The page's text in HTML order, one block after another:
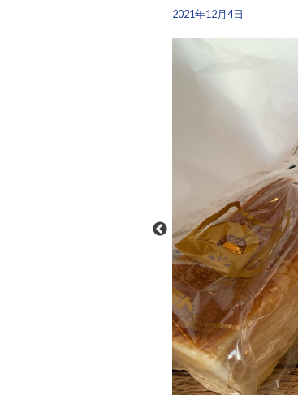
2021年12月4日